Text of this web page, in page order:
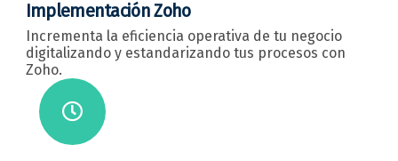
Implementación Zoho
Incrementa la eficiencia operativa de tu negocio
digitalizando y estandarizando tus procesos con
Zoho.